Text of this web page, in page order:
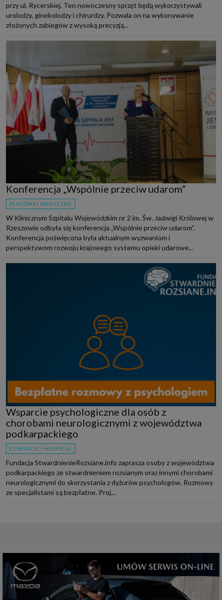
przy ul. Rycerskiej. Ten nowoczesny sprzęt będą wykorzystywali
urolodzy, ginekolodzy i chirurdzy. Pozwala on na wykonywanie
złożonych zabiegów z wysoką precyzją...
Konferencja „Wspólnie przeciw udarom”
PLACÓWKI MEDYCZNE
W Klinicznym Szpitalu Wojewódzkim nr 2 im. Św. Jadwigi Królowej w
Rzeszowie odbyła się konferencja „Wspólnie przeciw udarom”.
Konferencja poświęcona była aktualnym wyzwaniom i
perspektywom rozwoju krajowego systemu opieki udarowe...
Wsparcie psychologiczne dla osób z
chorobami neurologicznymi z województwa
podkarpackiego
FUNDACJE I HOSPICJA
Fundacja StwardnienieRozsiane.info zaprasza osoby z województwa
podkarpackiego ze stwardnieniem rozsianym oraz innymi chorobami
neurologicznymi do skorzystania z dyżurów psychologów. Rozmowy
ze specjalistami są bezpłatne. Proj...